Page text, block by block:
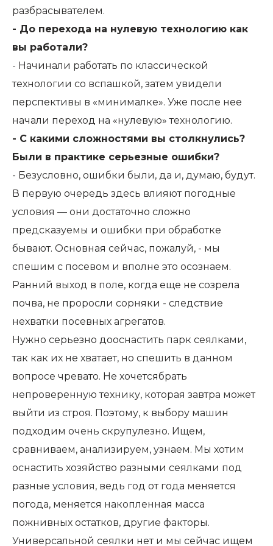
разбрасывателем.
- До перехода на нулевую технологию как
вы работали?
- Начинали работать по классической
технологии со вспашкой, затем увидели
перспективы в «минималке». Уже после нее
начали переход на «нулевую» технологию.
- С какими сложностями вы столкнулись?
Были в практике серьезные ошибки?
- Безусловно, ошибки были, да и, думаю, будут.
В первую очередь здесь влияют погодные
условия — они достаточно сложно
предсказуемы и ошибки при обработке
бывают. Основная сейчас, пожалуй, - мы
спешим с посевом и вполне это осознаем.
Ранний выход в поле, когда еще не созрела
почва, не проросли сорняки - следствие
нехватки посевных агрегатов.
Нужно серьезно дооснастить парк сеялками,
так как их не хватает, но спешить в данном
вопросе чревато. Не хочетсябрать
непроверенную технику, которая завтра может
выйти из строя. Поэтому, к выбору машин
подходим очень скрупулезно. Ищем,
сравниваем, анализируем, узнаем. Мы хотим
оснастить хозяйство разными сеялками под
разные условия, ведь год от года меняется
погода, меняется накопленная масса
пожнивных остатков, другие факторы.
Универсальной сеялки нет и мы сейчас ищем